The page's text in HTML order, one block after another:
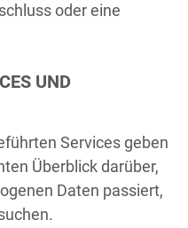
oder eine
UND
Services geben
Überblick darüber,
Daten passiert,